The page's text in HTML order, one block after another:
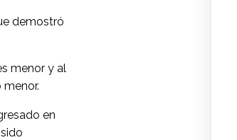
demostró
menor y al
en